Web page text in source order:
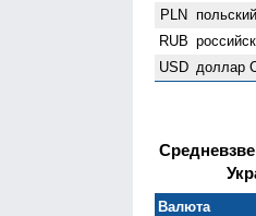
PLN
RUB
USD доллар
Валюта